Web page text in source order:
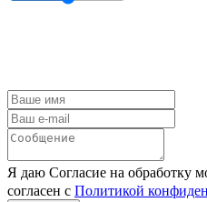
Я даю Согласие на обработку
согласен с Политикой